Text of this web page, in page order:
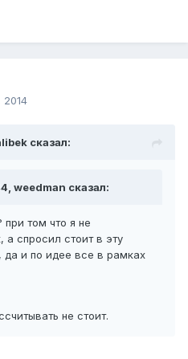
2014
сказал:
weedman сказал:
при том что я не
а спросил стоит в эту
да и по идее все в рамках
не стоит.